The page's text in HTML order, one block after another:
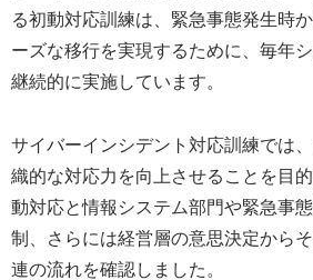
る初動対応訓練は、緊急事態発生時
ーズな移行を実現するために、毎年
継続的に実施しています。
サイバーインシデント対応訓練では
織的な対応力を向上させることを目
動対応と情報システム部門や緊急事
制、さらには経営層の意思決定から
連の流れを確認しました。